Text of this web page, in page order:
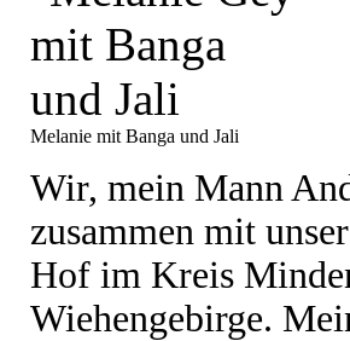
Melanie mit Banga und Jali
Wir, mein Mann
zusammen mit
Hof im Kreis
Wiehengebirge.